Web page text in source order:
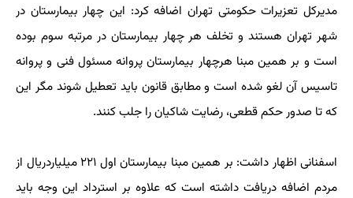
مدیرکل تعزیرات حکومتی تهران اضافه کرد: این چهار بیمارستان در
شهر تهران هستند و تخلف هر چهار بیمارستان در مرتبه سوم بوده
است و بر همین مبنا هرچهار بیمارستان پروانه مسئول فنی و پروانه
تاسیس آن لغو شده است و مطابق قانون باید تعطیل شوند مگر این
که تا صدور حکم قطعی، رضایت شاکیان را جلب کنند.
اسفنانی اظهار داشت: بر همین مبنا بیمارستان اول ۲۲۱ میلیاردریال از
مردم اضافه دریافت داشته است که علاوه بر استرداد این وجه باید